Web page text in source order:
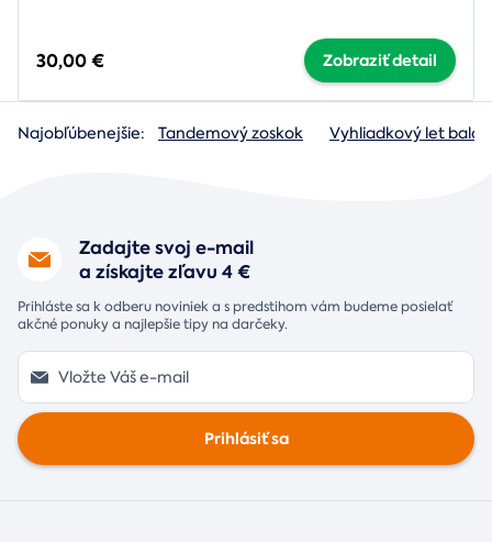
30,00 € Zobraziť detail
Najobľúbenejšie: Tandemový zoskok Vyhliadkový let
Zadajte svoj e-mail
a získajte zľavu 4 €
Prihláste sa k odberu noviniek a s predstihom vám budeme posielať
akčné ponuky a najlepšie tipy na darčeky.
Prihlásiť sa